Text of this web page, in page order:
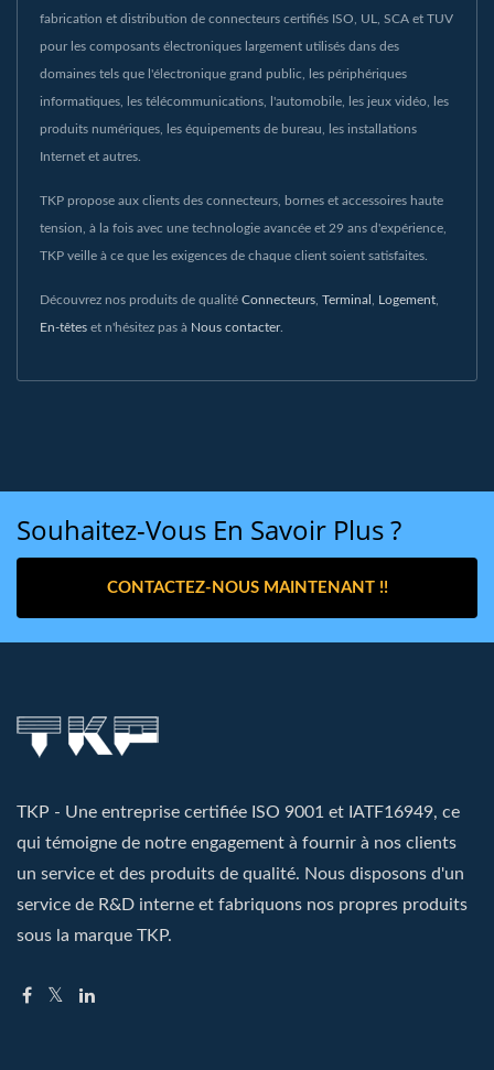
fabrication et distribution de connecteurs certifiés ISO, UL, SCA et TUV
pour les composants électroniques largement utilisés dans des
domaines tels que l'électronique grand public, les périphériques
informatiques, les télécommunications, l'automobile, les jeux vidéo, les
produits numériques, les équipements de bureau, les installations
Internet et autres.
TKP propose aux clients des connecteurs, bornes et accessoires haute
tension, à la fois avec une technologie avancée et 29 ans d'expérience,
TKP veille à ce que les exigences de chaque client soient satisfaites.
Découvrez nos produits de qualité Connecteurs Terminal Logement
En-têtes et n'hésitez pas à Nous contacter.
Souhaitez-Vous En Savoir Plus ?
CONTACTEZ-NOUS MAINTENANT !!
TKP - Une entreprise certifiée ISO 9001 et IATF16949, ce
qui témoigne de notre engagement à fournir à nos clients
un service et des produits de qualité. Nous disposons d'un
service de R&D interne et fabriquons nos propres produits
sous la marque TKP.